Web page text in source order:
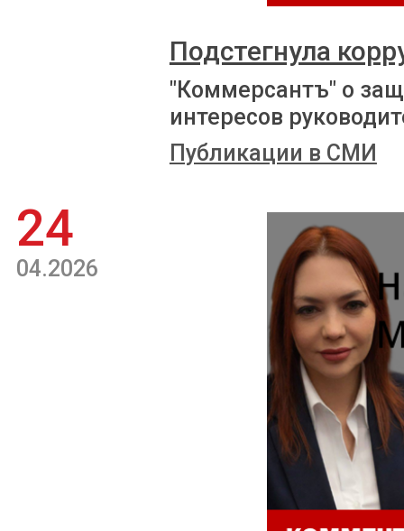
Подстегнула
"Коммерсантъ" о
интересов
Публикации в СМИ
24
04.2026